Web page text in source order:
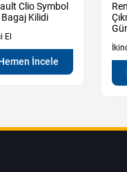
Clio Symbol
Kilidi
El
İncele